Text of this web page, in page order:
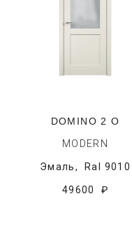
DOMINO 2 O
MODERN
Эмаль, Ral 9010
49600 ₽